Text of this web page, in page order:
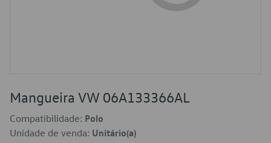
Mangueira VW 06A133366AL
Compatibilidade: Polo
Unidade de venda: Unitário(a)